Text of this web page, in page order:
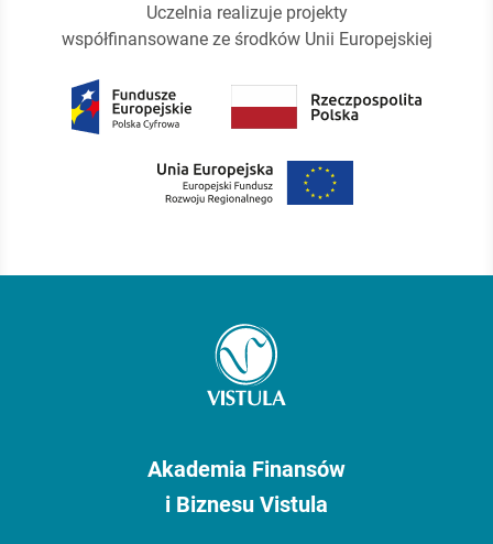
Uczelnia realizuje projekty
współfinansowane ze środków Unii Europejskiej
Akademia Finansów
i Biznesu Vistula